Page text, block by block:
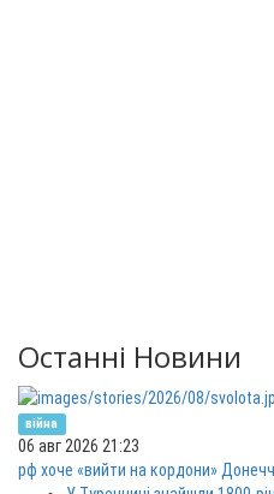
Останні Новини
війна
06 авг 2026 21:23
рф хоче «вийти на кордони»